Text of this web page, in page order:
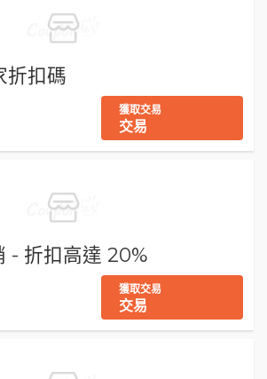
折扣碼
獲取交易
交易
- 折扣高達 20%
獲取交易
交易